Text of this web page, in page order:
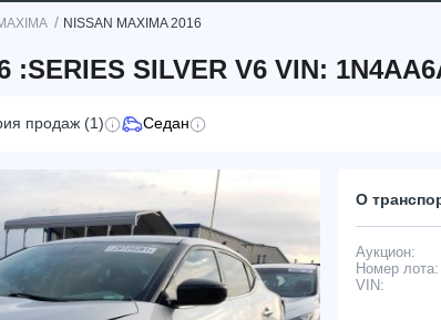
/ NISSAN MAXIMA 2016
:SERIES SILVER V6 VIN:
продаж (1) Седан
О
Аукцион:
Номер лота:
VIN: